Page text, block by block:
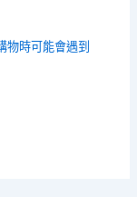
物時可能會遇到